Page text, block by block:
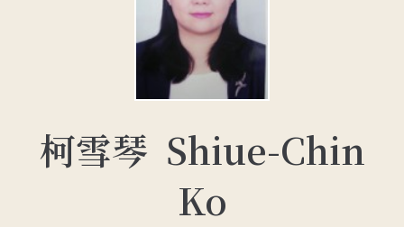
柯雪琴 Shiue-Chin
Ko